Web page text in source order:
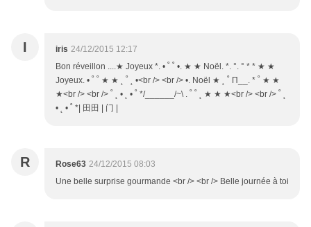
I iris 24/12/2015 12:17
Bon réveillon ....★ Joyeux *. • ˚ ˚ •. ★ ★ Noël. *. °. ° * * ★ ★
Joyeux. • ˚ ˚ ★ ★ ˛ ˚ ˛ •<br /> <br /> •. Noël ★ ˛ ˚ Π__. * ˚ ★ ★
★<br /> <br /> ˚ ˛ • ˛ • ˚ */______/~\ . ˚ ˚ ˛ ★ ★ ★<br /> <br /> ˚ ˛
• ˛ • ˚ *| 田田 | 门 |
R Rose63 24/12/2015 08:03
Une belle surprise gourmande <br /> <br /> Belle journée à toi